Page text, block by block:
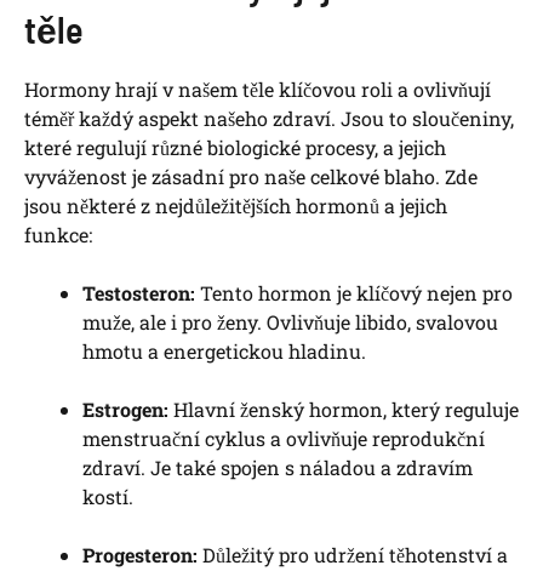
těle
Hormony hrají v našem těle klíčovou roli a ovlivňují
téměř každý aspekt našeho zdraví. Jsou to sloučeniny,
které regulují různé biologické procesy, a jejich
vyváženost je zásadní pro naše celkové blaho. Zde
jsou některé z nejdůležitějších hormonů a jejich
funkce:
Testosteron: Tento hormon je klíčový nejen pro
muže, ale i pro ženy. Ovlivňuje libido, svalovou
hmotu a energetickou hladinu.
Estrogen: Hlavní ženský hormon, který reguluje
menstruační cyklus a ovlivňuje reprodukční
zdraví. Je také spojen s náladou a zdravím
kostí.
Progesteron: Důležitý pro udržení těhotenství a